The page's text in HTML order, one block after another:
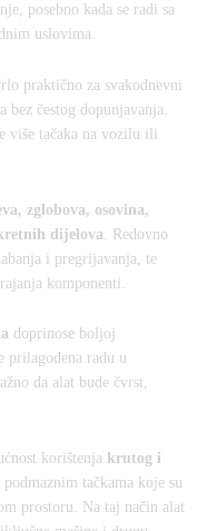
posebno kada se radi sa
uslovima.
praktično za svakodnevni
čestog dopunjavanja.
više tačaka na vozilu ili
zglobova, osovina,
dijelova . Redovno
i pregrijavanja, te
komponenti.
doprinose boljoj
radu u
da alat bude čvrst,
korištenja krutog i
tačkama koje su
prostoru. Na taj način alat